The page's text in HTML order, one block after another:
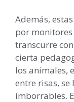
Además,
por
transcurre
cierta
los animales,
entre risas, se
imborrables.